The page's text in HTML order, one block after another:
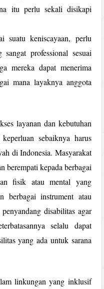
itu perlu sekali disikapi
suatu keniscayaan, perlu
sangat professional sesuai
mereka dapat menerima
mana layaknya anggota
layanan dan kebutuhan
sebaiknya harus
di Indonesia. Masyarakat
berempati kepada berbagai
fisik atau mental yang
berbagai instrument atau
disabilitas agar
selalu dapat
yang ada untuk sarana
linkungan yang inklusif